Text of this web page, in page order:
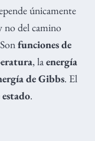
únicamente
no del camino
funciones de
, laenergía
de Gibbs. El
.